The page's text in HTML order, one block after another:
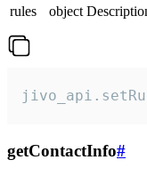
rules
object
getContactInfo#